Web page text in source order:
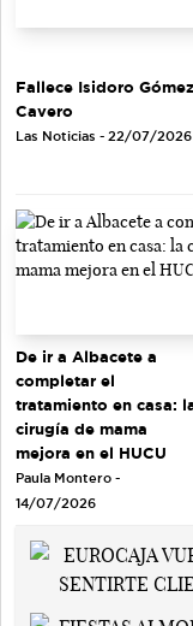
Fallece Isidoro Gómez
Cavero
Las Noticias - 22/07/2026
De ir a Albacete a
completar el
tratamiento en casa:
cirugía de mama
mejora en el HUCU
Paula Montero -
14/07/2026